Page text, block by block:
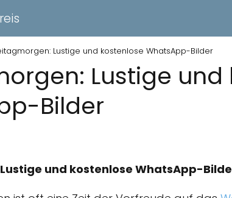
Lustige und kostenlose WhatsApp-Bilder
Lustige und
Bilder
und kostenlose WhatsApp-